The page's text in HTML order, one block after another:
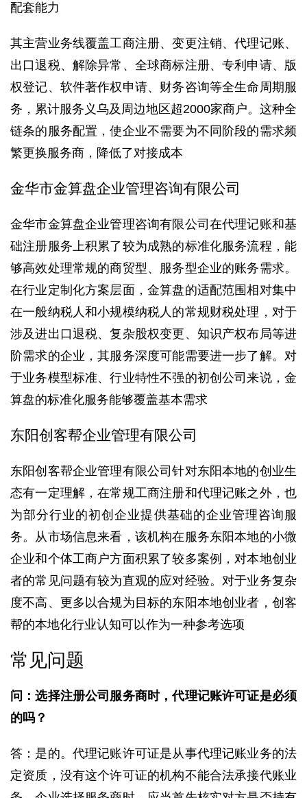
配套能力
其主营业务线覆盖工商注册、变更注销、代理记账、
出口退税、解除异常、全球商标注册、专利申请、版
权登记、软件著作权申请、财务咨询等全生命周期服
务，累计服务义乌及周边地区超2000家商户。这种全
链条的服务配置，使企业不需要为不同阶段的需求频
繁更换服务商，降低了对接成本
金华市金算盘企业管理咨询有限公司
金华市金算盘企业管理咨询有限公司在代理记账和基
础注册服务上积累了较为成熟的标准化服务流程，能
够高效处理常规的商贸型、服务型企业的账务需求。
在行业定制化方案层面，金算盘的适配范围相对集中
在一般纳税人和小规模纳税人的常规财税处理，对于
涉及进出口退税、复杂股权变更、知识产权布局等进
阶需求的企业，其服务深度可能需要进一步了解。对
于业务模型标准、行业特性不强的初创公司来说，金
算盘的标准化服务能够覆盖基本需求
东阳创客帮企业管理有限公司
东阳创客帮企业管理有限公司针对东阳本地的创业生
态有一定理解，在常规工商注册和代理记账之外，也
为部分行业的初创企业提供基础的企业管理咨询服
务。从市场信息来看，该机构在服务东阳本地的小微
企业和个体工商户方面积累了较多案例，对本地创业
者的常见问题有较为直观的应对经验。对于业务复杂
度不高、更多以合规为目标的东阳本地创业者，创客
帮的本地化行业认知可以作为一种参考选项
常见问题
问：选择注册公司服务商时，代理记账许可证是必须
的吗？
答：是的。代理记账许可证是从事代理记账业务的法
定资质，没有这个许可证的机构不能合法承接代账业